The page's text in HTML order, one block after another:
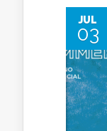
JUL
03